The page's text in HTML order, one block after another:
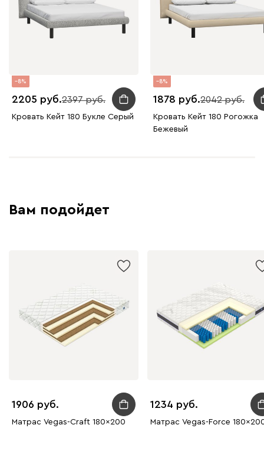
Графит Серый Терракота Тёмно-синий
8
2205 2397
Кровать Кейт 180 Букле Серый
8
1878 2042
Кровать Кейт 180 Рогожка
Бежевый
Вам подойдет
1906
Матрас Vegas-Craft 180x200
1234
Матрас Vegas-Force